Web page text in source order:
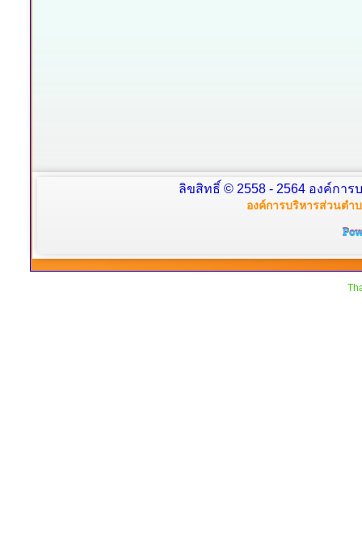
ลิขสิทธิ์ © 2558 - 2564 องค์กา
องค์การบริหารส่วนตำ